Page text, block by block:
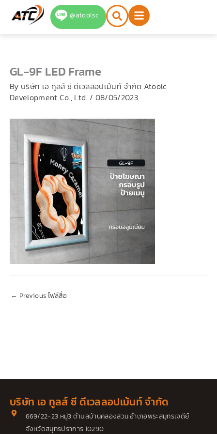
@atoolsc
GL-9F LED Frame
By บริษัท เอ ทูลส์ ซี ดีเวลลอปเม้นท์ จำกัด Atoolc
Development Co., Ltd. / 08/05/2023
← Previous ไฟล์สื่อ
บริษัท เอ ทูลส์ ซี ดีเวลลอปเม้นท์ จำกัด
669/22-23 หมู่3 ตำบลบ้านคลองสวน อำเภอพระสมุทรเจดีย์
จังหวัดสมุทรปราการ 10290